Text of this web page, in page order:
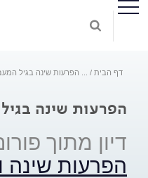
דף הבית הפרעות שינה בגיל
הפרעות שינה
דיון מתוך
הפרעות שינה